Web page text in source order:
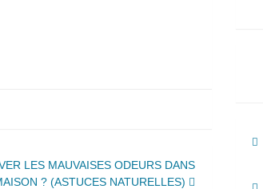
LES MAUVAISES ODEURS DANS
? (ASTUCES NATURELLES)